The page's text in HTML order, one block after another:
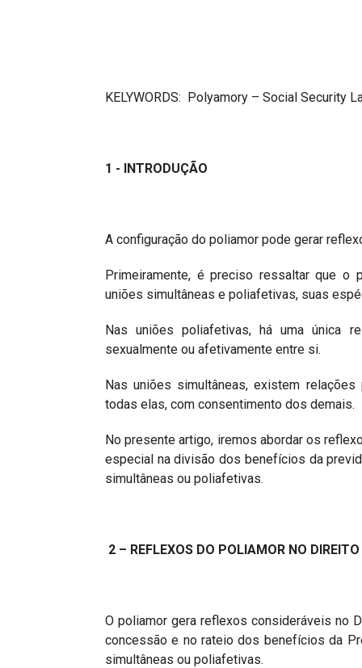
KELYWORDS: Polyamory – Social Security
1 - INTRODUÇÃO
A configuração do poliamor pode gerar
Primeiramente, é preciso ressaltar que o
uniões simultâneas e poliafetivas, suas
Nas uniões poliafetivas, há uma única
sexualmente ou afetivamente entre si.
Nas uniões simultâneas, existem
todas elas, com consentimento dos demais.
No presente artigo, iremos abordar os
especial na divisão dos benefícios da
simultâneas ou poliafetivas.
2 – REFLEXOS DO POLIAMOR NO
O poliamor gera reflexos consideráveis no
concessão e no rateio dos benefícios da
simultâneas ou poliafetivas.